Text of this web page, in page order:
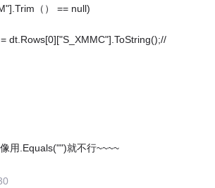
（） == null)
dt.Rows[0]["S_XMMC"].ToString();//
用.Equals("")就不行~~~~